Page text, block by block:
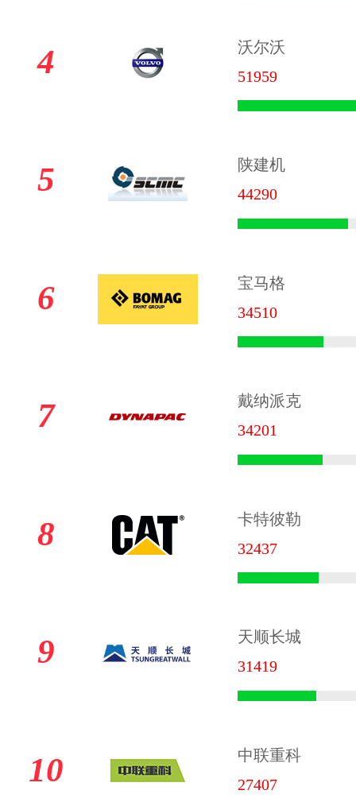
4
沃尔沃
51959
5
陕建机
44290
6
宝马格
34510
7
戴纳派克
34201
8
卡特彼勒
32437
9
天顺长城
31419
10
中联重科
27407